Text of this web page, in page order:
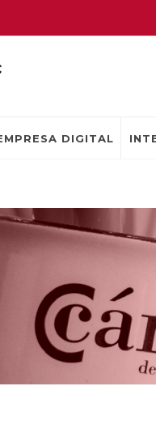
DIGITAL